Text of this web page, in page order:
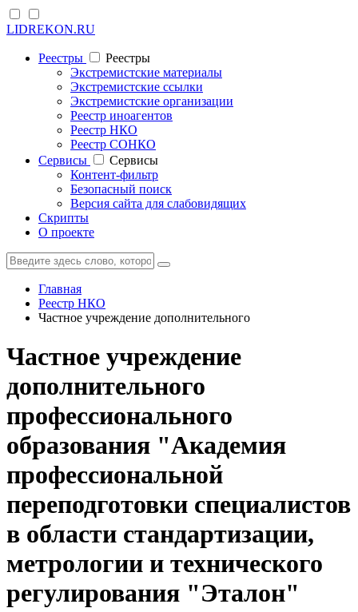
LIDREKON.RU
Реестры
Реестры
Экстремистские материалы
Экстремистские ссылки
Экстремистские организации
Реестр иноагентов
Реестр НКО
Реестр СОНКО
Cервисы
Cервисы
Контент-фильтр
Безопасный поиск
Версия сайта для слабовидящих
Скрипты
О проекте
Главная
Реестр НКО
Частное учреждение дополнительного
Частное учреждение
дополнительного
профессионального
образования "Академия
профессиональной
переподготовки специалистов
в области стандартизации,
метрологии и технического
регулирования "Эталон"